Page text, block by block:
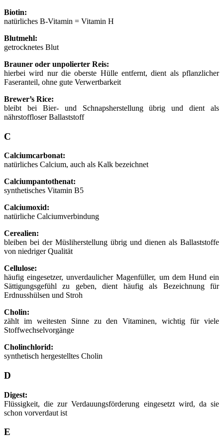
Biotin:
natürliches B-Vitamin = Vitamin H
Blutmehl:
getrocknetes Blut
Brauner oder unpolierter Reis:
hierbei wird nur die oberste Hülle entfernt, dient als pflanzlicher
Faseranteil, ohne gute Verwertbarkeit
Brewer’s Rice:
bleibt bei Bier- und Schnapsherstellung übrig und dient als
nährstoffloser Ballaststoff
C
Calciumcarbonat:
natürliches Calcium, auch als Kalk bezeichnet
Calciumpantothenat:
synthetisches Vitamin B5
Calciumoxid:
natürliche Calciumverbindung
Cerealien:
bleiben bei der Müsliherstellung übrig und dienen als Ballaststoffe
von niedriger Qualität
Cellulose:
häufig eingesetzer, unverdaulicher Magenfüller, um dem Hund ein
Sättigungsgefühl zu geben, dient häufig als Bezeichnung für
Erdnusshülsen und Stroh
Cholin:
zählt im weitesten Sinne zu den Vitaminen, wichtig für viele
Stoffwechselvorgänge
Cholinchlorid:
synthetisch hergestelltes Cholin
D
Digest:
Flüssigkeit, die zur Verdauungsförderung eingesetzt wird, da sie
schon vorverdaut ist
E